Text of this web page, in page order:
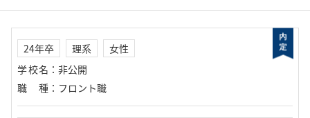
24年卒 理系
女性
学校名 ： 非公開
職種 ： フロント職